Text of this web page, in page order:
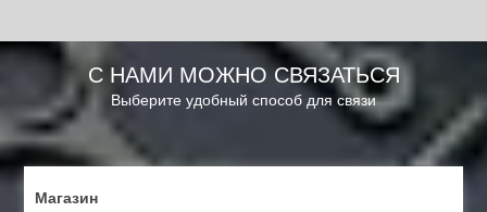
С НАМИ МОЖНО СВЯЗАТЬСЯ
Выберите удобный способ для связи
Магазин